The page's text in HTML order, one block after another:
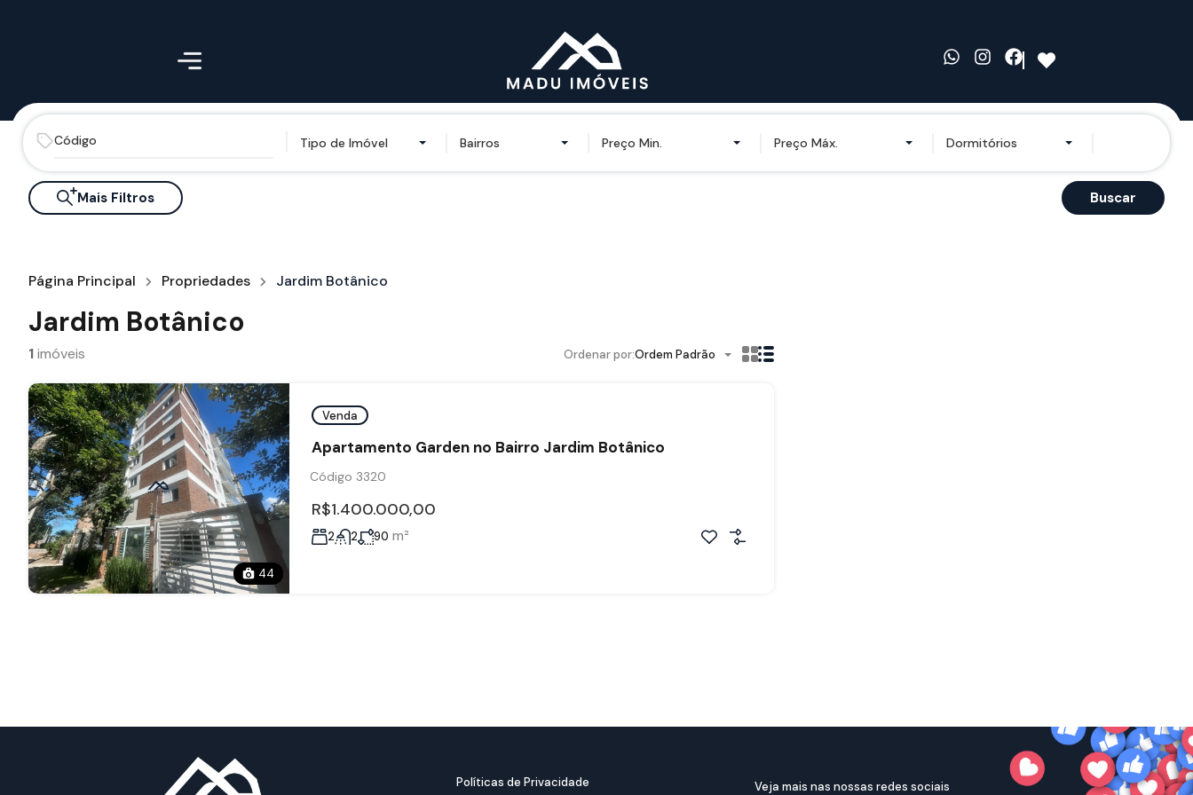
Tipo de Imóvel Bairros Preço Min. Preço Máx. Dormitórios
Mais Filtros Buscar
Página Principal Propriedades Jardim Botânico
Jardim Botânico
1imóveis Ordenar por:Ordem Padrão
44
Venda
Apartamento Garden no Bairro Jardim Botânico
Código 3320
R$1.400.000,00
2 2 90 m²
Políticas de Privacidade
Veja mais nas nossas redes sociais